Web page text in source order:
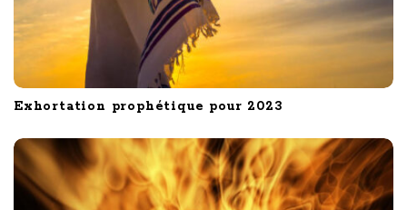
Exhortation prophétique pour 2023